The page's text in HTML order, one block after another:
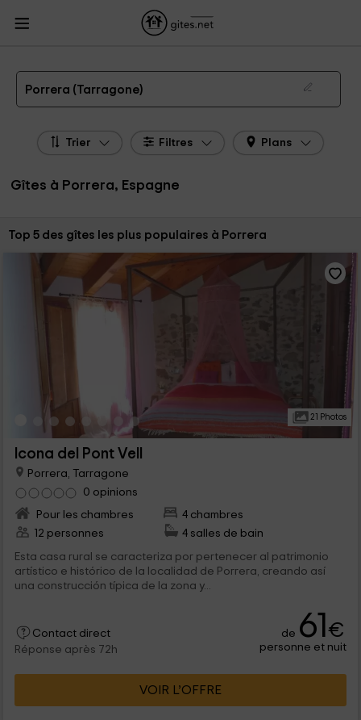
Gites Catalogne
Gîtes à Porrera de 2026
Porrera (Tarragone)
Trier Filtres Plans
Gîtes à Porrera, Espagne
Trier par:
Top 5 des gîtes les plus populaires à Porrera
21 Photos
Icona del Pont Vell
Porrera, Tarragone
0 opinions
Pour les chambres
4 chambres
12 personnes
4 salles de bain
Esta casa rural se caracteriza por pertenecer al patrimonio
artístico e histórico de la localidad de Porrera, creando así
una construcción típica de la zona y...
Contact direct
Réponse après 72h
de 61€
personne et nuit
VOIR L’OFFRE